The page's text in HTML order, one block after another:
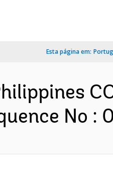
Esta página em:
No :